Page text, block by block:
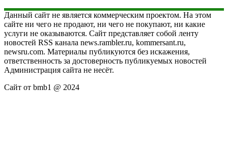
Данный сайт не является коммерческим проектом. На этом
сайте ни чего не продают, ни чего не покупают, ни какие
услуги не оказываются. Сайт представляет собой ленту
новостей RSS канала news.rambler.ru, kommersant.ru,
newsru.com. Материалы публикуются без искажения,
ответственность за достоверность публикуемых новостей
Администрация сайта не несёт.
Сайт от bmb1 @ 2024